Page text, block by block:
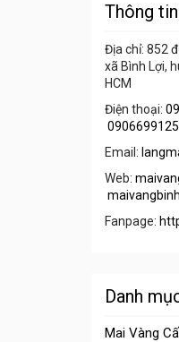
Thông
Địa chỉ: 852
xã Bình Lợi,
HCM
Điện thoại:
0906699125
Email:
Web:
Fanpage:
Danh
Mai Vàng